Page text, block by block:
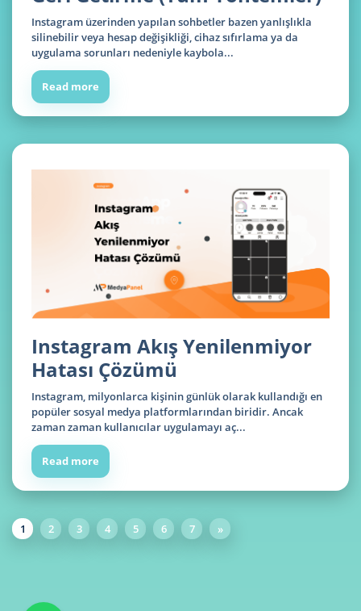
Instagram üzerinden yapılan sohbetler bazen yanlışlıkla
silinebilir veya hesap değişikliği, cihaz sıfırlama ya da
uygulama sorunları nedeniyle kaybola...
Read more
Instagram Akış Yenilenmiyor
Hatası Çözümü
Instagram, milyonlarca kişinin günlük olarak kullandığı en
popüler sosyal medya platformlarından biridir. Ancak
zaman zaman kullanıcılar uygulamayı aç...
Read more
1 2 3 4 5 6 7 »